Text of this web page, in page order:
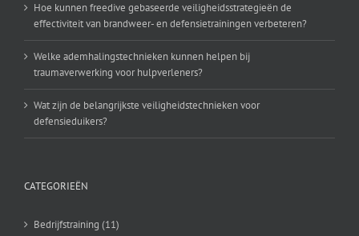
Hoe kunnen freedive gebaseerde veiligheidsstrategieën de
effectiviteit van brandweer- en defensietrainingen verbeteren?
Welke ademhalingstechnieken kunnen helpen bij
traumaverwerking voor hulpverleners?
Wat zijn de belangrijkste veiligheidstechnieken voor
defensieduikers?
CATEGORIEËN
Bedrijfstraining (11)